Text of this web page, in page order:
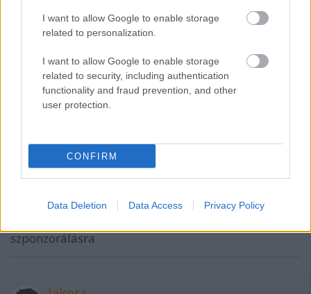
I want to allow Google to enable storage
related to personalization.
I want to allow Google to enable storage
related to security, including authentication
functionality and fraud prevention, and other
user protection.
CONFIRM
Data Deletion Data Access Privacy Policy
mindenségit!
16 éve
@vantage007: Es? Nem mind1 h mi a ceg neve aki
adja a penzt? :)
vantage007
@fradigy: ezzel csak arra akartam rámutatni, hogy a
szponzorálásra